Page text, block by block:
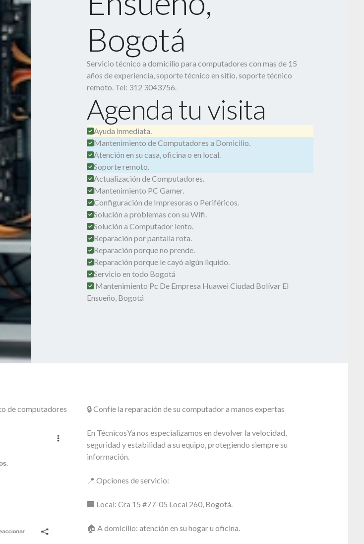
Bogotá
Servicio técnico a domicilio para computadores con mas de 15
años de experiencia, soporte técnico en sitio, soporte técnico
remoto. Tel: 312 3043756.
Agenda tu visita
Ayuda inmediata.
Mantenimiento de Computadores a Domicilio.
Atención en su casa, oficina o en local.
Soporte remoto.
Actualización de Computadores.
Mantenimiento PC Gamer.
Configuración de Impresoras o Periféricos.
Solución a problemas con su Wifi.
Solución a Computador lento.
Reparación por pantalla rota.
Reparación porque no prende.
Reparación porque le cayó algún liquido.
Servicio en todo Bogotá
Mantenimiento Pc De Empresa Huawei Ciudad Bolívar El
Ensueño, Bogotá
de computadores
🔒 Confíe la reparación de su computador a manos expertas
En TécnicosYa nos especializamos en devolver la velocidad,
seguridad y estabilidad a su equipo, protegiendo siempre su
información.
📍 Opciones de servicio:
🏢 Local: Cra 15 #77-05 Local 260, Bogotá.
🏠 A domicilio: atención en su hogar u oficina.